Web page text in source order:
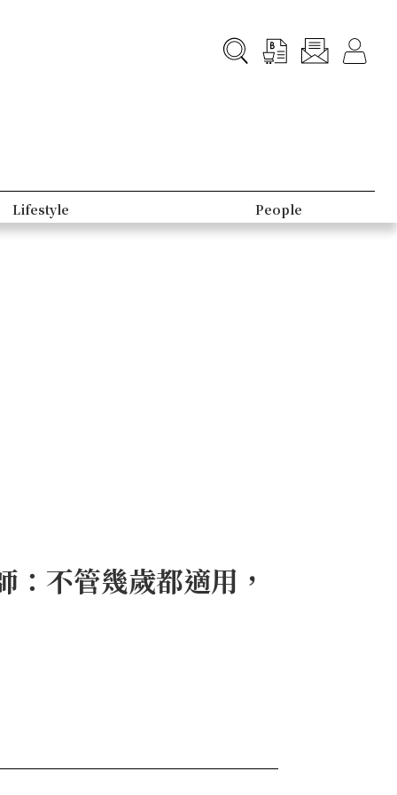
Lifestyle People
不管幾歲都適用，